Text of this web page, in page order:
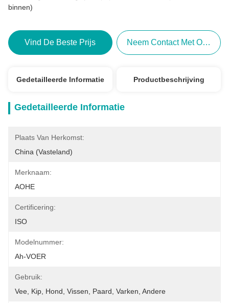
binnen)
Vind De Beste Prijs Neem Contact Met Ons Op
Gedetailleerde Informatie Productbeschrijving
Gedetailleerde Informatie
Plaats Van Herkomst:
China (Vasteland)
Merknaam:
AOHE
Certificering:
ISO
Modelnummer:
Ah-VOER
Gebruik:
Vee, Kip, Hond, Vissen, Paard, Varken, Andere